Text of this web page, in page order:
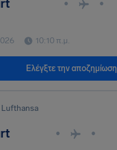
• •
10:10 π.μ.
Ελέγξτε την αποζημίωση
Lufthansa
• •